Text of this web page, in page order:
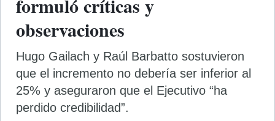
observaciones
Hugo Gailach y Raúl Barbatto sostuvieron
que el incremento no debería ser inferior al
25% y aseguraron que el Ejecutivo “ha
perdido credibilidad”.